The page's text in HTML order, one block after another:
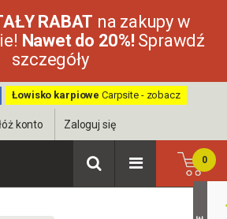
RABAT na zakupy w
Nawet do 20%! Sprawdź
szczegóły
Łowisko karpiowe Carpsite - zobacz
konto Zaloguj się
0